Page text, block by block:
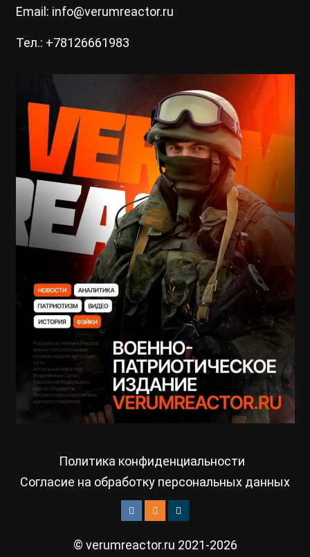
Email: info@verumreactor.ru
Тел.: +78126661983
Политика конфиденциальности
Согласие на обработку персональных данных
© verumreactor.ru 2021-2026